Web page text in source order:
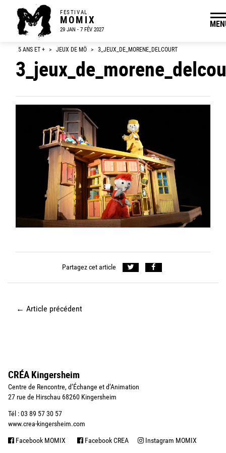
FESTIVAL
MOMIX
29 JAN - 7 FÉV 2027
5 ANS ET + > JEUX DE MÖ > 3_JEUX_DE_MORENE_DELCOURT
Partagez cet article
← Article précédent
CRÉA Kingersheim
Centre de Rencontre, d’Échange et d’Animation
27 rue de Hirschau 68260 Kingersheim
Tél : 03 89 57 30 57
www.crea-kingersheim.com
Facebook MOMIX Facebook CREA Instagram MOMIX